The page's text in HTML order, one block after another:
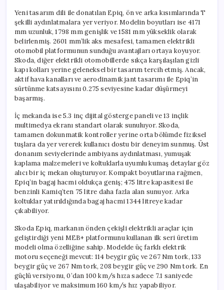
Yeni tasarım dili ile donatılan Epiq, ön ve arka kısımlarında T
şekilli aydınlatmalara yer veriyor. Modelin boyutları ise 4171
mm uzunluk, 1798 mm genişlik ve 1581 mm yükseklik olarak
belirlenmiş. 2601 mm’lik aks mesafesi, tamamen elektrikli
otomobil platformunun sunduğu avantajları ortaya koyuyor.
Skoda, diğer elektrikli otomobillerde sıkça karşılaşılan gizli
kapı kolları yerine geleneksel bir tasarım tercih etmiş. Ancak,
aktif hava kanalları ve aerodinamik jant tasarımı ile Epiq’in
sürtünme katsayısını 0.275 seviyesine kadar düşürmeyi
başarmış.
İç mekanda ise 5.3 inç dijital gösterge paneli ve 13 inçlik
multimedya ekranı standart olarak sunuluyor. Skoda,
tamamen dokunmatik kontroller yerine orta bölümde fiziksel
tuşlara da yer vererek kullanıcı dostu bir deneyim sunmuş. Üst
donanım seviyelerinde ambiyans aydınlatması, yumuşak
kaplama malzemeleri ve koltuklarla uyumlu kumaş detaylar göz
alıcı bir iç mekan oluşturuyor. Kompakt boyutlarına rağmen,
Epiq’in bagaj hacmi oldukça geniş; 475 litre kapasitesi ile
benzinli Kamiq’ten 75 litre daha fazla alan sunuyor. Arka
koltuklar yatırıldığında bagaj hacmi 1344 litreye kadar
çıkabiliyor.
Skoda Epiq, markanın önden çekişli elektrikli araçlar için
geliştirdiği yeni MEB+ platformunu kullanan ilk seri üretim
modeli olma özelliğine sahip. Modelde üç farklı elektrik
motoru seçeneği mevcut: 114 beygir güç ve 267 Nm tork, 133
beygir güç ve 267 Nm tork, 208 beygir güç ve 290 Nm tork. En
güçlü versiyonu, 0’dan 100 km/s hıza sadece 7.1 saniyede
ulaşabiliyor ve maksimum 160 km/s hız yapabiliyor.